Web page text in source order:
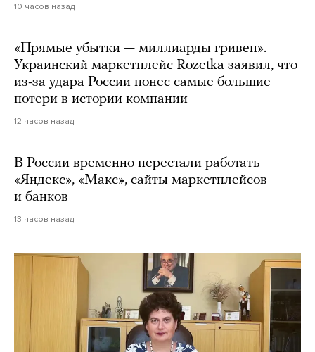
10 часов назад
«Прямые убытки — миллиарды гривен».
Украинский маркетплейс Rozetka заявил, что
из-за удара России понес самые большие
потери в истории компании
12 часов назад
В России временно перестали работать
«Яндекс», «Макс», сайты маркетплейсов
и банков
13 часов назад